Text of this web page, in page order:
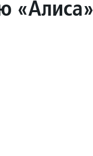
«Алиса»